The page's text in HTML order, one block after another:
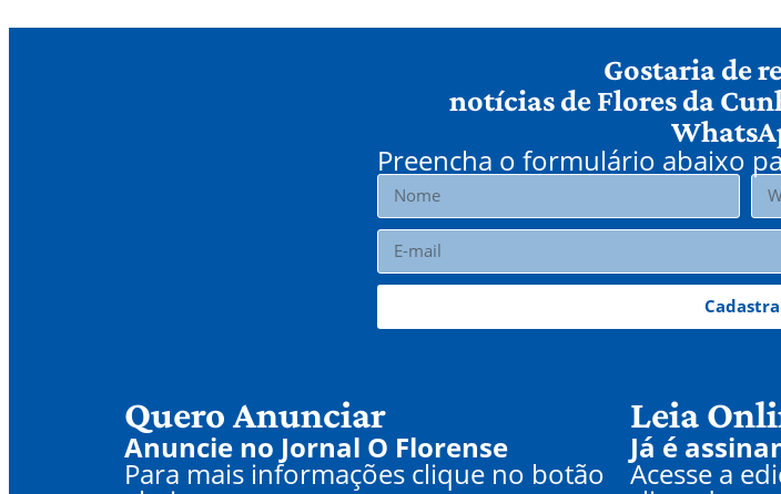
Gostaria de
notícias de Flores da
Preencha o formulário abaixo
Quero Anunciar
Anuncie no Jornal O Florense
Para mais informações clique no botão
Leia
Já é
Acesse a